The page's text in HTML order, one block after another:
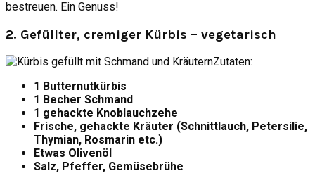
bestreuen. Ein Genuss!
2. Gefüllter, cremiger Kürbis – vegetarisch
Zutaten:
1 Butternutkürbis
1 Becher Schmand
1 gehackte Knoblauchzehe
Frische, gehackte Kräuter (Schnittlauch, Petersilie,
Thymian, Rosmarin etc.)
Etwas Olivenöl
Salz, Pfeffer, Gemüsebrühe